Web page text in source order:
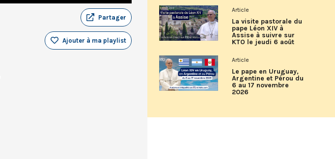
Partager
Ajouter à ma playlist
Article
La visite pastorale du
pape Léon XIV à
Assise à suivre sur
KTO le jeudi 6 août
Article
Le pape en Uruguay,
Argentine et Pérou du
6 au 17 novembre
2026